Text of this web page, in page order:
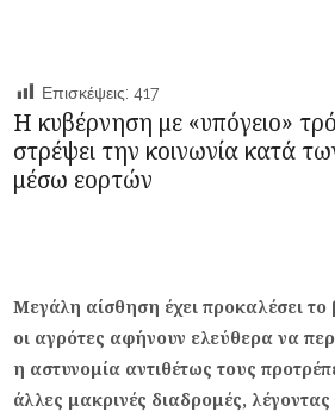
Επισκέψεις: 417
Η κυβέρνηση με «υπόγειο»
στρέψει την κοινωνία κατά
μέσω εορτών
Μεγάλη αίσθηση έχει προκαλέσει το
οι αγρότες αφήνουν ελεύθερα να
η αστυνομία αντιθέτως τους
άλλες μακρινές διαδρομές, λέγοντας